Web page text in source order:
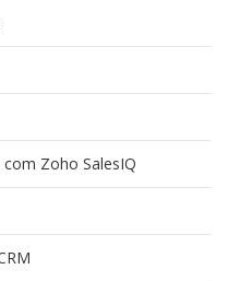
Zoho SalesIQ